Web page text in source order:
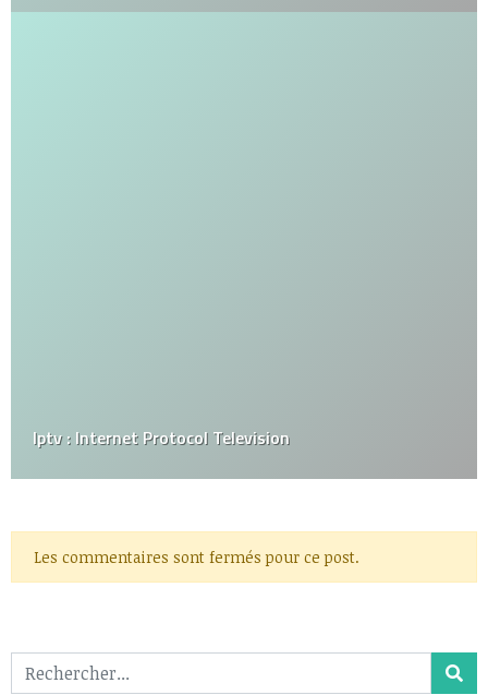
Iptv : Internet Protocol Television
Les commentaires sont fermés pour ce post.